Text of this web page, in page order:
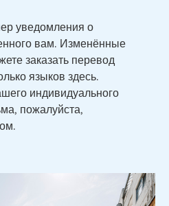
уведомления о
вам. Изменённые
заказать перевод
языков здесь.
индивидуального
пожалуйста,